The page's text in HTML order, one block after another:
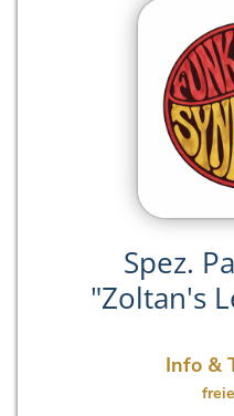
Spez.
"Zoltan's
Info &